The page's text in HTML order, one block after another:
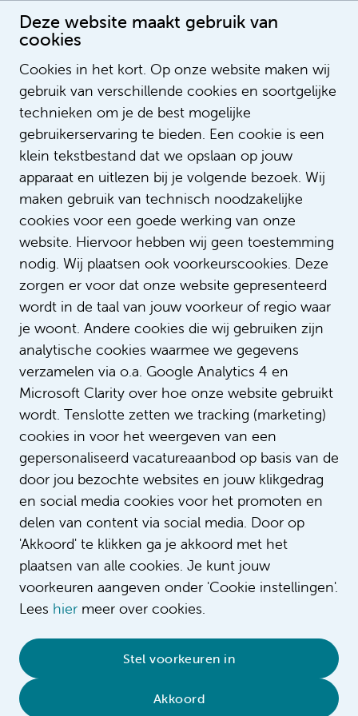
Deze website maakt gebruik van
cookies
Cookies in het kort. Op onze website maken wij
gebruik van verschillende cookies en soortgelijke
technieken om je de best mogelijke
gebruikerservaring te bieden. Een cookie is een
klein tekstbestand dat we opslaan op jouw
apparaat en uitlezen bij je volgende bezoek. Wij
maken gebruik van technisch noodzakelijke
cookies voor een goede werking van onze
website. Hiervoor hebben wij geen toestemming
nodig. Wij plaatsen ook voorkeurscookies. Deze
zorgen er voor dat onze website gepresenteerd
wordt in de taal van jouw voorkeur of regio waar
je woont. Andere cookies die wij gebruiken zijn
analytische cookies waarmee we gegevens
verzamelen via o.a. Google Analytics 4 en
Microsoft Clarity over hoe onze website gebruikt
wordt. Tenslotte zetten we tracking (marketing)
cookies in voor het weergeven van een
gepersonaliseerd vacatureaanbod op basis van de
door jou bezochte websites en jouw klikgedrag
en social media cookies voor het promoten en
delen van content via social media. Door op
'Akkoord' te klikken ga je akkoord met het
plaatsen van alle cookies. Je kunt jouw
voorkeuren aangeven onder 'Cookie instellingen'.
Lees hier meer over cookies.
Stel voorkeuren in
Akkoord
Corine Verhoeven
Cookieverklaring • Sitemap